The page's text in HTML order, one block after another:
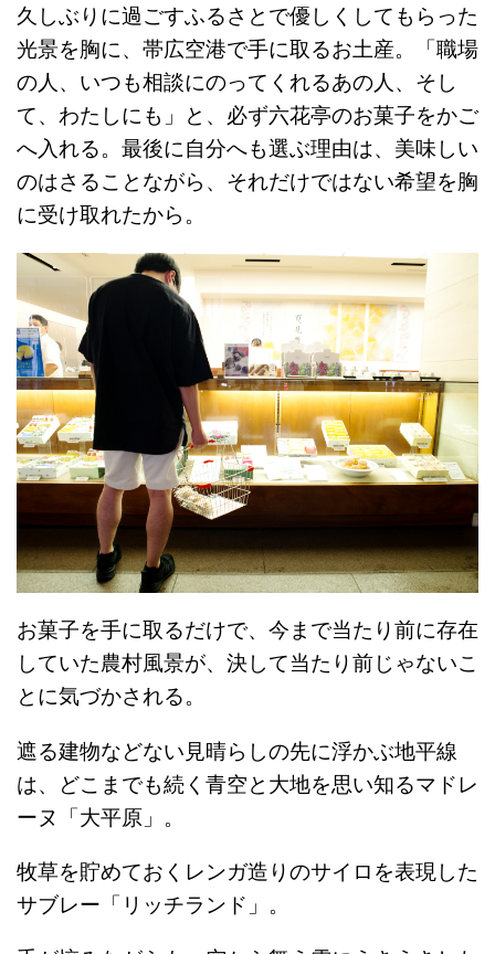
久しぶりに過ごすふるさとで優しくしてもらった
光景を胸に、帯広空港で手に取るお土産。「職場
の人、いつも相談にのってくれるあの人、そし
て、わたしにも」と、必ず六花亭のお菓子をかご
へ入れる。最後に自分へも選ぶ理由は、美味しい
のはさることながら、それだけではない希望を胸
に受け取れたから。
お菓子を手に取るだけで、今まで当たり前に存在
していた農村風景が、決して当たり前じゃないこ
とに気づかされる。
遮る建物などない見晴らしの先に浮かぶ地平線
は、 どこまでも続く青空と大地を思い知るマドレ
ーヌ「大平原」。
牧草を貯めておくレンガ造りのサイロを表現した
サブレー「リッチランド」。